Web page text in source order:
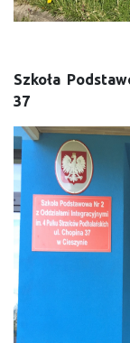
Szkoła
37